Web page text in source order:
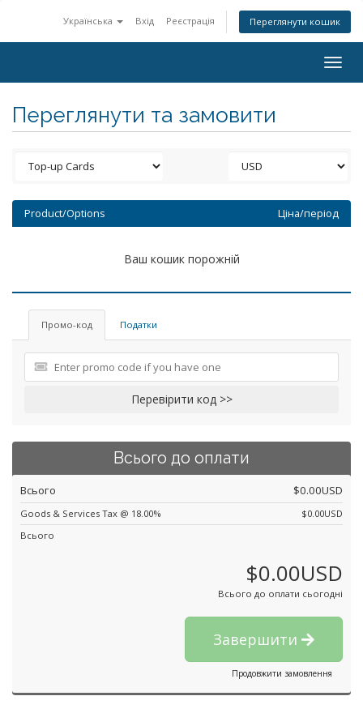
Українська Вхід Реєстрація Переглянути кошик
Переглянути та замовити
Product/Options Ціна/період
Ваш кошик порожній
Промо-код Податки
Перевірити код >>
Всього до оплати
Всього $0.00USD
Goods & Services Tax @ 18.00%
$0.00USD
Всього
$0.00USD
Всього до оплати сьогодні
Завершити
Продовжити замовлення